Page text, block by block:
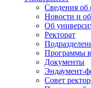
Сведения об
Новости и
Об
Ректорат
Программы
Документы
Эндаумент-
Совет